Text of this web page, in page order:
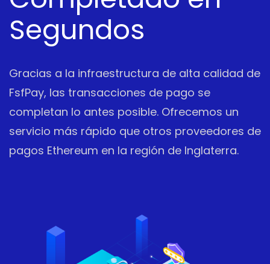
Segundos
Gracias a la infraestructura de alta calidad de
FsfPay, las transacciones de pago se
completan lo antes posible. Ofrecemos un
servicio más rápido que otros proveedores de
pagos Ethereum en la región de Inglaterra.